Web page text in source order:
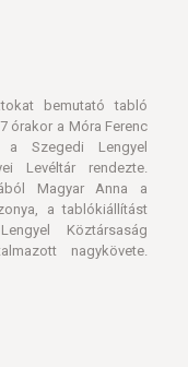
bemutató tabló
órakor a Móra Ferenc
a Szegedi Lengyel
Levéltár rendezte.
Magyar Anna a
a tablókiállítást
Köztársaság
nagykövete.